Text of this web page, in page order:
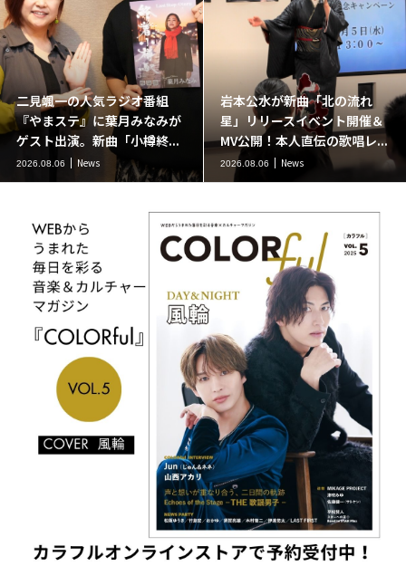
二見颯一の人気ラジオ番組
『やまステ』に葉月みなみが
ゲスト出演。新曲「小樽終...
2026.08.06 News
岩本公水が新曲「北の流れ
星」リリースイベント開催＆
MV公開！本人直伝の歌唱レ...
2026.08.06 News